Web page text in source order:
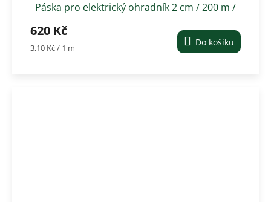
Páska pro elektrický ohradník 2 cm / 200 m /
620 Kč
Měrná
3,10 Kč / 1 m Do košíku